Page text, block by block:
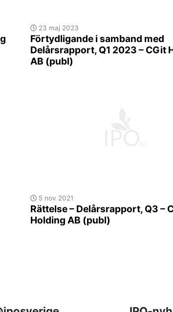
23 maj 2023
Förtydligande i samband med
Delårsrapport, Q1 2023 – CGit
AB (publ)
5 nov 2021
Rättelse – Delårsrapport, Q3 –
Holding AB (publ)